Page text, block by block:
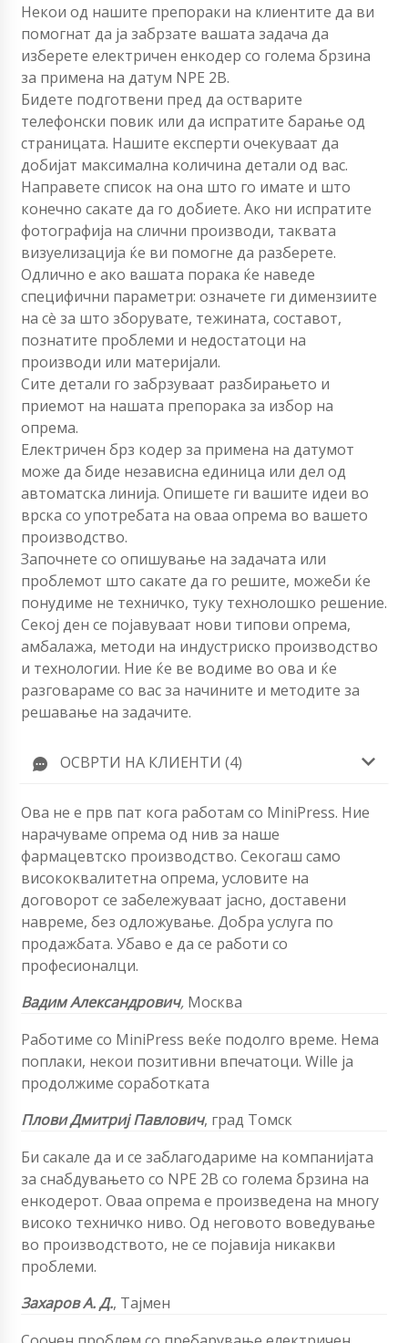
Некои од нашите препораки на клиентите да ви
помогнат да ја забрзате вашата задача да
изберете електричен енкодер со голема брзина
за примена на датум NPE 2B.
Бидете подготвени пред да остварите
телефонски повик или да испратите барање од
страницата. Нашите експерти очекуваат да
добијат максимална количина детали од вас.
Направете список на она што го имате и што
конечно сакате да го добиете. Ако ни испратите
фотографија на слични производи, таквата
визуелизација ќе ви помогне да разберете.
Одлично е ако вашата порака ќе наведе
специфични параметри: означете ги димензиите
на сè за што зборувате, тежината, составот,
познатите проблеми и недостатоци на
производи или материјали.
Сите детали го забрзуваат разбирањето и
приемот на нашата препорака за избор на
опрема.
Електричен брз кодер за примена на датумот
може да биде независна единица или дел од
автоматска линија. Опишете ги вашите идеи во
врска со употребата на оваа опрема во вашето
производство.
Започнете со опишување на задачата или
проблемот што сакате да го решите, можеби ќе
понудиме не техничко, туку технолошко решение.
Секој ден се појавуваат нови типови опрема,
амбалажа, методи на индустриско производство
и технологии. Ние ќе ве водиме во ова и ќе
разговараме со вас за начините и методите за
решавање на задачите.
ОСВРТИ НА КЛИЕНТИ (4)
Ова не е прв пат кога работам со MiniPress. Ние
нарачуваме опрема од нив за наше
фармацевтско производство. Секогаш само
висококвалитетна опрема, условите на
договорот се забележуваат јасно, доставени
навреме, без одложување. Добра услуга по
продажбата. Убаво е да се работи со
професионалци.
Вадим Александрович, Москва
Работиме со MiniPress веќе подолго време. Нема
поплаки, некои позитивни впечатоци. Willе ја
продолжиме соработката
Плови Дмитриј Павлович, град Томск
Би сакале да и се заблагодариме на компанијата
за снабдувањето со NPE 2B со голема брзина на
енкодерот. Оваа опрема е произведена на многу
високо техничко ниво. Од неговото воведување
во производството, не се појавија никакви
проблеми.
Захаров А. Д., Тајмен